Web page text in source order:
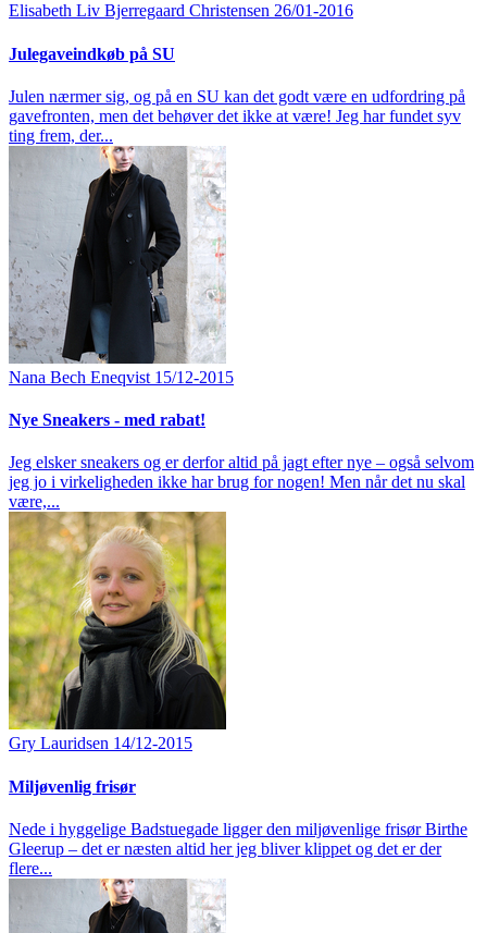
Elisabeth Liv Bjerregaard Christensen 26/01-2016
Julegaveindkøb på SU
Julen nærmer sig, og på en SU kan det godt være en udfordring på
gavefronten, men det behøver det ikke at være! Jeg har fundet syv
ting frem, der...
Nana Bech Eneqvist 15/12-2015
Nye Sneakers - med rabat!
Jeg elsker sneakers og er derfor altid på jagt efter nye – også selvom
jeg jo i virkeligheden ikke har brug for nogen! Men når det nu skal
være,...
Gry Lauridsen 14/12-2015
Miljøvenlig frisør
Nede i hyggelige Badstuegade ligger den miljøvenlige frisør Birthe
Gleerup – det er næsten altid her jeg bliver klippet og det er der
flere...